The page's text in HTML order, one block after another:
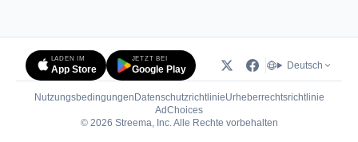
LADEN IM
App Store
JETZT BEI
Google Play Deutsch
Nutzungsbedingungen DatenschutzrichtlinieUrheberrechtsrichtlinie
AdChoices(öffnet in neuem Tab)
© 2026 Streema, Inc. Alle Rechte vorbehalten